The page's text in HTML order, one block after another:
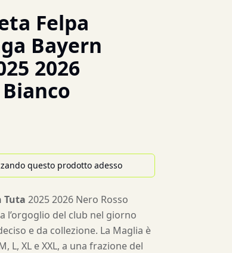
Felpa
Bayern
2026
questo prodotto adesso
Tuta 2025 2026 Nero Rosso
l’orgoglio del club nel giorno
e da collezione. La Maglia è
L, XL e XXL, a una frazione del